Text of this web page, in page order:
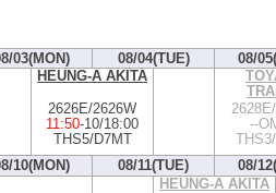
03(MON) 08/04(TUE)
08/
HEUNG-A AKITA
2626E/2626W
11:50-10/18:00
THS5/D7MT
--
10(MON)
08/11(TUE)
08/
HEUNG-A AKITA